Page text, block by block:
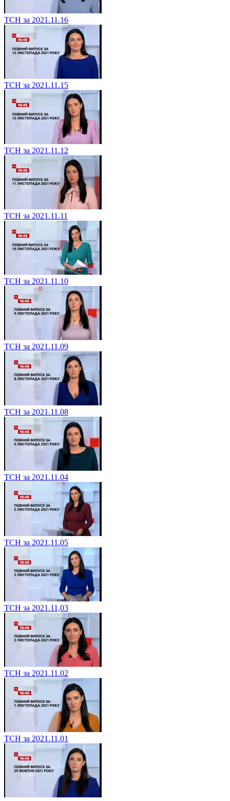
ТСН за 2021.11.16
ТСН за 2021.11.15
ТСН за 2021.11.12
ТСН за 2021.11.11
ТСН за 2021.11.10
ТСН за 2021.11.09
ТСН за 2021.11.08
ТСН за 2021.11.04
ТСН за 2021.11.05
ТСН за 2021.11,03
ТСН за 2021.11.02
ТСН за 2021.11.01